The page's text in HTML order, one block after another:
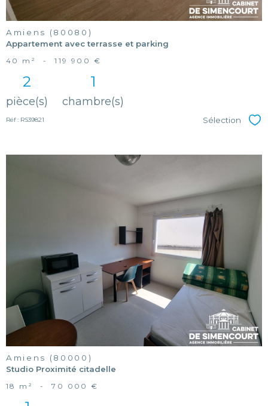
Amiens (80080)
Appartement avec terrasse et parking
40 m² - 119 900 €
2
pièce(s)
1
chambre(s)
Réf : RS39821 Sélection
voir le
bien
Amiens (80000)
Studio Proximité citadelle
18 m² - 70 000 €